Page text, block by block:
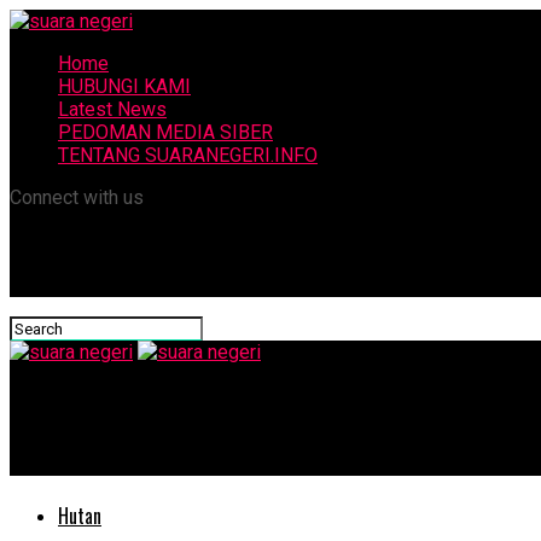
Home
HUBUNGI KAMI
Latest News
PEDOMAN MEDIA SIBER
TENTANG SUARANEGERI.INFO
Connect with us
Hutan